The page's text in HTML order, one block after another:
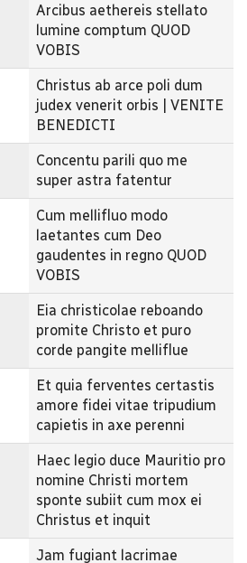
Arcibus aethereis stellato
lumine comptum QUOD
VOBIS
Christus ab arce poli dum
judex venerit orbis | VENITE
BENEDICTI
Concentu parili quo me
super astra fatentur
Cum mellifluo modo
laetantes cum Deo
gaudentes in regno QUOD
VOBIS
Eia christicolae reboando
promite Christo et puro
corde pangite melliflue
Et quia ferventes certastis
amore fidei vitae tripudium
capietis in axe perenni
Haec legio duce Mauritio pro
nomine Christi mortem
sponte subiit cum mox ei
Christus et inquit
Jam fugiant lacrimae